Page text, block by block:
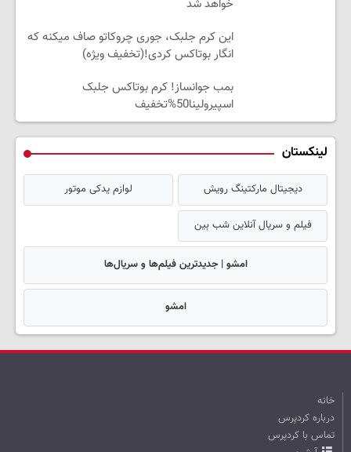
خواهد شد
این کرم جلبک، جوری چروکاتو صاف میکنه که
انگار بوتاکس کردی!(تخفیف ویژه)
بمب جوانساز! کرم بوتاکس جلبک
اسپیرولینا50%تخفیف
لینکستان
دیجیتال مارکتینگ رویش لوازم یدکی موتور
فیلم و سریال آنلاین شب بین
امشو | جدیدترین فیلم‌ها و سریال‌ها
امشو
خانه
درباره کردپرس
تماس با کردپرس